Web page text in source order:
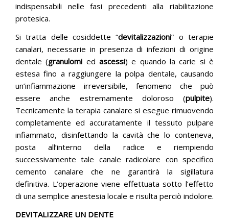
indispensabili nelle fasi precedenti alla riabilitazione
protesica.
Si tratta delle cosiddette “devitalizzazioni” o terapie
canalari, necessarie in presenza di infezioni di origine
dentale (granulomi edascessi) e quando la carie si è
estesa fino a raggiungere la polpa dentale, causando
un’infiammazione irreversibile, fenomeno che può
essere anche estremamente doloroso (pulpite).
Tecnicamente la terapia canalare si esegue rimuovendo
completamente ed accuratamente il tessuto pulpare
infiammato, disinfettando la cavità che lo conteneva,
posta all’interno della radice e riempiendo
successivamente tale canale radicolare con specifico
cemento canalare che ne garantirà la sigillatura
definitiva. L’operazione viene effettuata sotto l’effetto
di una semplice anestesia locale e risulta perciò indolore.
DEVITALIZZARE UN DENTE